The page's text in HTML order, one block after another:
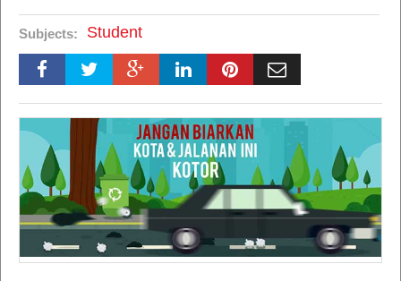
Subjects: Student